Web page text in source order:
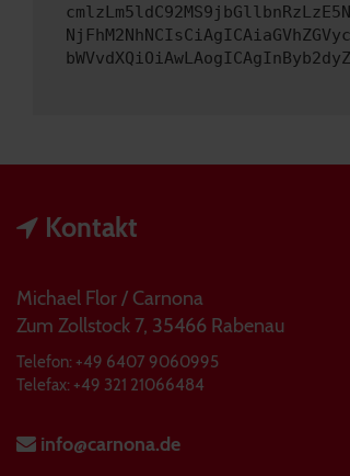
Kontakt
Michael Flor / Carnona
Zum Zollstock 7, 35466 Rabenau
Telefon: +49 6407 9060995
Telefax: +49 321 21066484
info@carnona.de